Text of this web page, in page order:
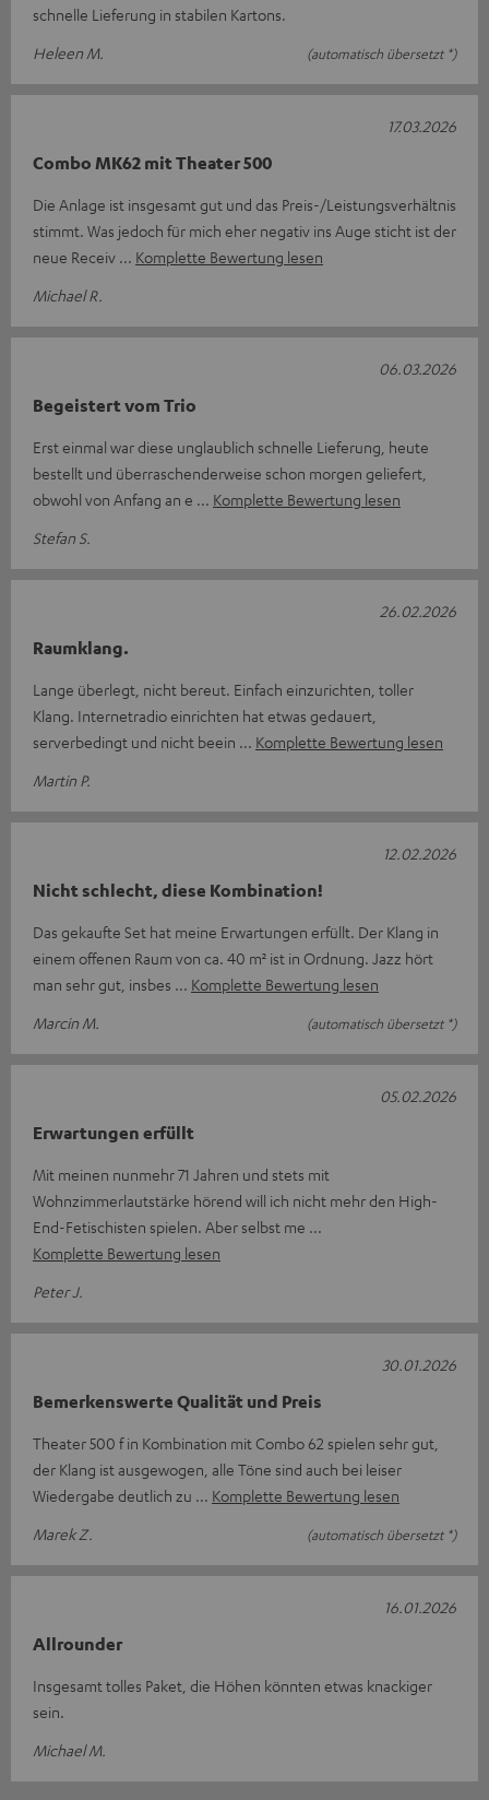
schnelle Lieferung in stabilen Kartons.
Heleen M.
(automatisch übersetzt *)
Combo MK62 mit Theater 500
Die Anlage ist insgesamt gut und das Preis-/Leistungsverhältnis
stimmt. Was jedoch für mich eher negativ ins Auge sticht ist der
neue Receiv
Komplette Bewertung lesen
Michael R.
17.03.2026
Begeistert vom Trio
Erst einmal war diese unglaublich schnelle Lieferung, heute
bestellt und überraschenderweise schon morgen geliefert,
obwohl von Anfang an e
Komplette Bewertung lesen
Stefan S.
06.03.2026
Raumklang.
Lange überlegt, nicht bereut. Einfach einzurichten, toller
Klang. Internetradio einrichten hat etwas gedauert,
serverbedingt und nicht beein
Komplette Bewertung lesen
Martin P.
26.02.2026
Nicht schlecht, diese Kombination!
Das gekaufte Set hat meine Erwartungen erfüllt. Der Klang in
einem offenen Raum von ca. 40 m² ist in Ordnung. Jazz hört
man sehr gut, insbes
Komplette Bewertung lesen
Marcin M.
(automatisch übersetzt *)
12.02.2026
Erwartungen erfüllt
Mit meinen nunmehr 71 Jahren und stets mit
Wohnzimmerlautstärke hörend will ich nicht mehr den High-
End-Fetischisten spielen. Aber selbst me
Komplette Bewertung lesen
Peter J.
05.02.2026
Bemerkenswerte Qualität und Preis
Theater 500 f in Kombination mit Combo 62 spielen sehr gut,
der Klang ist ausgewogen, alle Töne sind auch bei leiser
Wiedergabe deutlich zu
Komplette Bewertung lesen
Marek Z.
(automatisch übersetzt *)
30.01.2026
Allrounder
Insgesamt tolles Paket, die Höhen könnten etwas knackiger
sein.
Michael M.
16.01.2026